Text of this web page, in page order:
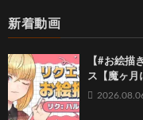
新着動画
【#お絵描
ス【魔ヶ月